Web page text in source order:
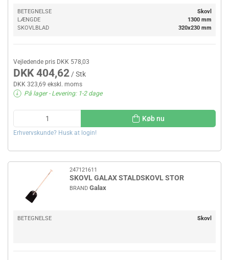
BETEGNELSE
Skovl
LÆNGDE
1300 mm
SKOVLBLAD
320x230 mm
Vejledende pris DKK 578,03
DKK 404,62 / Stk
DKK 323,69 ekskl. moms
På lager- Levering: 1-2 dage
Køb nu
Erhvervskunde? Husk at login!
247121611
SKOVL GALAX STALDSKOVL STOR
BRAND Galax
BETEGNELSE Skovl